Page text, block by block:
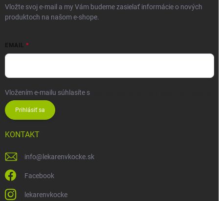
Vložte svoj e-mail a my Vám budeme zasielať informácie o nových
produktoch na našom e-shope.
EMAIL
Vložením e-mailu súhlasíte s
Prihlásiť sa
KONTAKT
info@lekarenvkocke.sk
Facebook
lekarenvkocke